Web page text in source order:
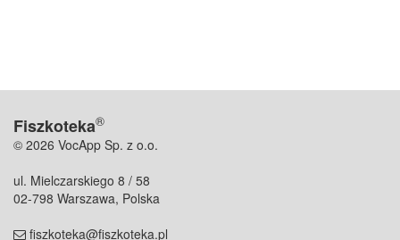
Fiszkoteka®
© 2026 VocApp Sp. z o.o.
ul. Mielczarskiego 8 / 58
02-798 Warszawa, Polska
fiszkoteka@fiszkoteka.pl